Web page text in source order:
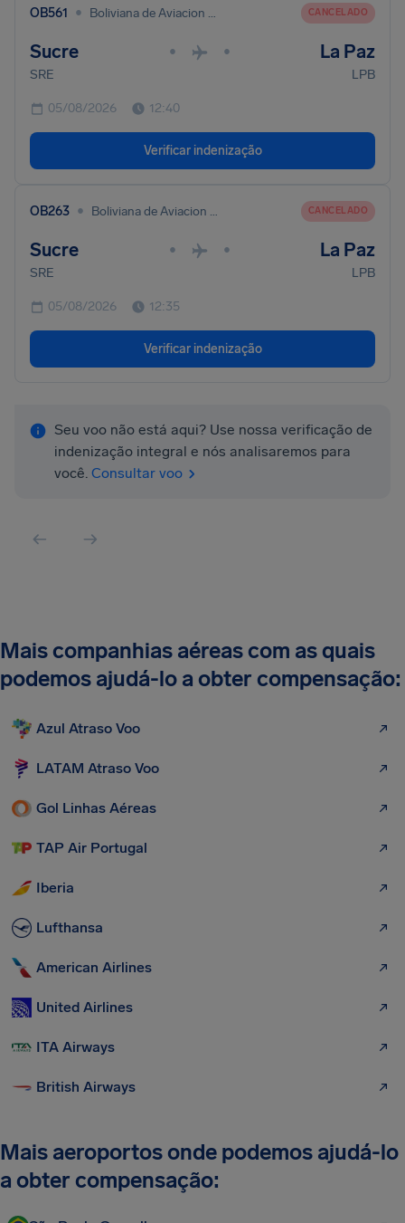
OB561 • Boliviana de Aviacion - BoA CANCELADO
Sucre • • La Paz
SRE LPB
05/08/2026 12:40
Verificar indenização
OB263 • Boliviana de Aviacion - BoA CANCELADO
Sucre • • La Paz
SRE LPB
05/08/2026 12:35
Verificar indenização
Seu voo não está aqui? Use nossa verificação de
indenização integral e nós analisaremos para
você. Consultar voo
Mais companhias aéreas com as quais
podemos ajudá-lo a obter compensação:
Azul Atraso Voo
LATAM Atraso Voo
Gol Linhas Aéreas
TAP Air Portugal
Iberia
Lufthansa
American Airlines
United Airlines
ITA Airways
British Airways
Mais aeroportos onde podemos ajudá-lo
a obter compensação: